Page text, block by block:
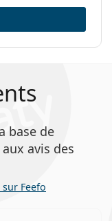
base de
avis des
sur Feefo